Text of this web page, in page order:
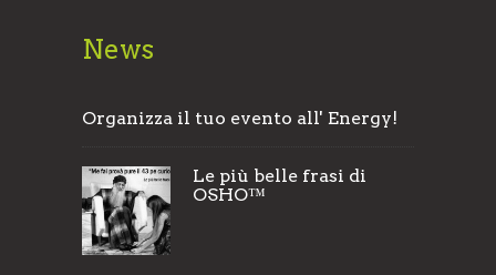
News
Organizza il tuo evento all' Energy!
Le più belle frasi di
OSHO™